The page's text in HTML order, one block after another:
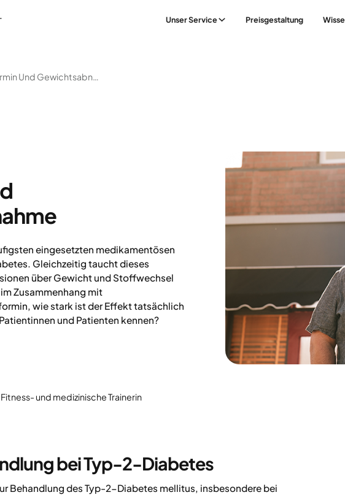
Unser Service Preisgestaltung
Metformin Und Gewichtsabnahme
eingesetzten medikamentösen
Gleichzeitig taucht dieses
über Gewicht und Stoffwechsel
Zusammenhang mit
wie stark ist der Effekt tatsächlich
und Patienten kennen?
und medizinische Trainerin
bei Typ-2-Diabetes
Behandlung des Typ-2-Diabetes mellitus, insbesondere bei